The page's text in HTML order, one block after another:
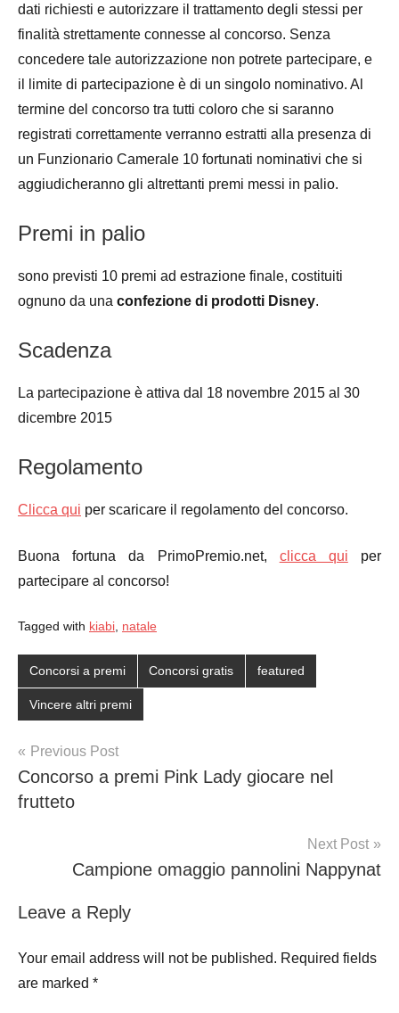
dati richiesti e autorizzare il trattamento degli stessi per
finalità strettamente connesse al concorso. Senza
concedere tale autorizzazione non potrete partecipare, e
il limite di partecipazione è di un singolo nominativo. Al
termine del concorso tra tutti coloro che si saranno
registrati correttamente verranno estratti alla presenza di
un Funzionario Camerale 10 fortunati nominativi che si
aggiudicheranno gli altrettanti premi messi in palio.
Premi in palio
sono previsti 10 premi ad estrazione finale, costituiti
ognuno da una confezione di prodotti Disney.
Scadenza
La partecipazione è attiva dal 18 novembre 2015 al 30
dicembre 2015
Regolamento
Clicca qui per scaricare il regolamento del concorso.
Buona fortuna da PrimoPremio.net, clicca qui per
partecipare al concorso!
Tagged with kiabi natale
Concorsi a premi Concorsi gratis featured
Vincere altri premi
Post
navigation
Previous Post
Concorso a premi Pink Lady giocare nel
frutteto
Next Post
Campione omaggio pannolini Nappynat
Leave a Reply
Your email address will not be published. Required fields
are marked *